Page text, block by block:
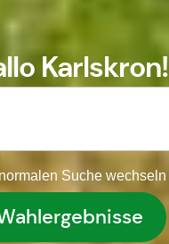
Karlskron!
Suche wechseln